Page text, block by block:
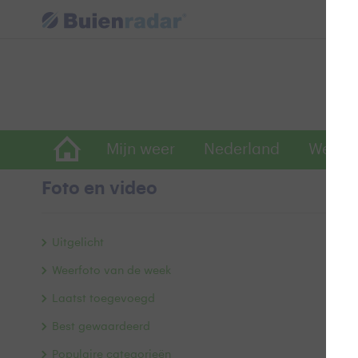
Mijn weer Nederland
Foto en video
Uitgelicht
Weerfoto van de week
Laatst toegevoegd
Best gewaardeerd
Populaire categorieën